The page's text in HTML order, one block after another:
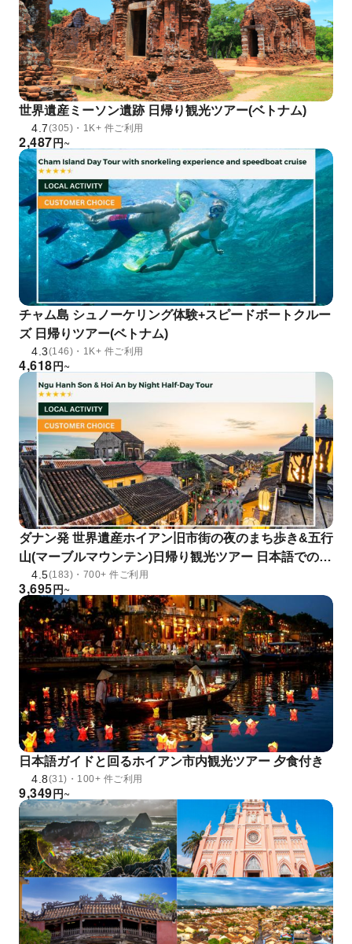
世界遺産ミーソン遺跡 日帰り観光ツアー(ベトナム)
4.7(305)・1K+ 件ご利用
円
2,487 ~
チャム島 シュノーケリング体験+スピードボートクルー
ズ 日帰りツアー(ベトナム)
4.3(146)・1K+ 件ご利用
円
4,618 ~
ダナン発 世界遺産ホイアン旧市街の夜のまち歩き&五行
山(マーブルマウンテン)日帰り観光ツアー 日本語での案
内選択可
4.5(183)・700+ 件ご利用
円
3,695 ~
日本語ガイドと回るホイアン市内観光ツアー 夕食付き
4.8(31)・100+ 件ご利用
円
9,349 ~